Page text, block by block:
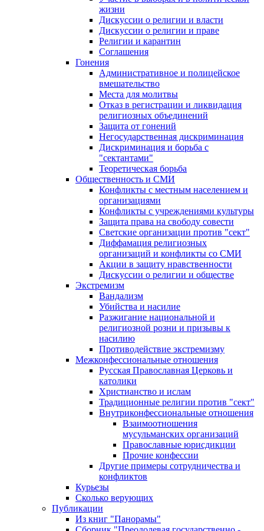
жизни
Дискуссии о религии и власти
Дискуссии о религии и праве
Религии и карантин
Соглашения
Гонения
Административное и полицейское
вмешательство
Места для молитвы
Отказ в регистрации и ликвидация
религиозных объединений
Защита от гонений
Негосударственная дискриминация
Дискриминация и борьба с
"сектантами"
Теоретическая борьба
Общественность и СМИ
Конфликты с местным населением и
организациями
Конфликты с учреждениями культуры
Защита права на свободу совести
Светские организации против "сект"
Диффамация религиозных
организаций и конфликты со СМИ
Акции в защиту нравственности
Дискуссии о религии и обществе
Экстремизм
Вандализм
Убийства и насилие
Разжигание национальной и
религиозной розни и призывы к
насилию
Противодействие экстремизму
Межконфессиональные отношения
Русская Православная Церковь и
католики
Христианство и ислам
Традиционные религии против "сект"
Внутриконфессиональные отношения
Взаимоотношения
мусульманских организаций
Православные юрисдикции
Прочие конфессии
Другие примеры сотрудничества и
конфликтов
Курьезы
Сколько верующих
Публикации
Из книг "Панорамы"